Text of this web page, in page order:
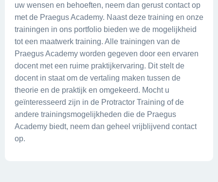
uw wensen en behoeften, neem dan gerust contact op
met de Praegus Academy. Naast deze training en onze
trainingen in ons portfolio bieden we de mogelijkheid
tot een maatwerk training. Alle trainingen van de
Praegus Academy worden gegeven door een ervaren
docent met een ruime praktijkervaring. Dit stelt de
docent in staat om de vertaling maken tussen de
theorie en de praktijk en omgekeerd. Mocht u
geïnteresseerd zijn in de Protractor Training of de
andere trainingsmogelijkheden die de Praegus
Academy biedt, neem dan geheel vrijblijvend contact
op.